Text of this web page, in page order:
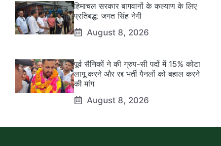
हिमाचल सरकार बागवानों के कल्याण के लिए
प्रतिबद्ध: जगत सिंह नेगी
August 8, 2026
पूर्व सैनिकों ने की ग्रुप-सी पदों में 15% कोटा
लागू करने और रद्द भर्ती पैनलों को बहाल करने
की मांग
August 8, 2026